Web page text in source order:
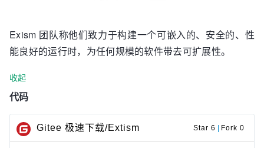
Exism 团队称他们致力于构建一个可嵌入的、安全的、性
能良好的运行时，为任何规模的软件带去可扩展性。
收起
代码
Gitee 极速下载/Extism Star 6 Fork 0